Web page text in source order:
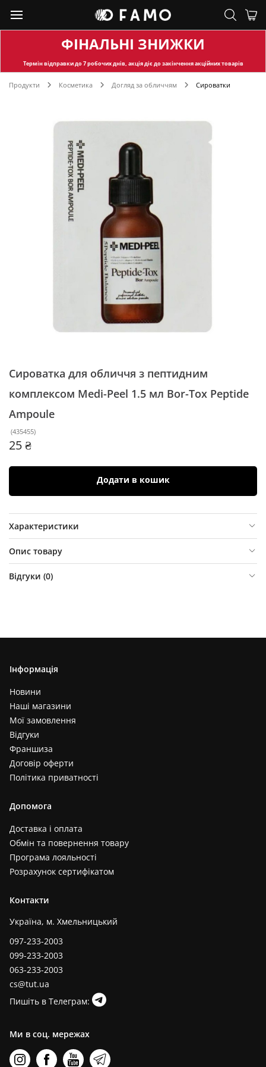
ФІНАЛЬНІ ЗНИЖКИ
Термін відправкидо 7 робочих днів, акція діє до закінчення акційних товарів
Продукти Косметика Догляд за обличчям Сироватки
Сироватка для обличчя з пептидним
комплексом Medi-Peel 1.5 мл Bor-Tox Peptide
Ampoule
(435455)
25 ₴
Додати в кошик
Характеристики
Опис товару
Відгуки (0)
Інформація
Новини
Наші магазини
Мої замовлення
Відгуки
Франшиза
Договір оферти
Політика приватності
Допомога
Доставка і оплата
Обмін та повернення товару
Програма лояльності
Розрахунок сертифікатом
Контакти
Україна, м. Хмельницький
097-233-2003
099-233-2003
063-233-2003
cs@tut.ua
Пишіть в Телеграм:
Ми в соц. мережах